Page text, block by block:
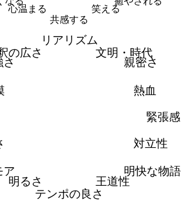
笑える
共感する
心温まる
リアリズム
文明・時代
親密さ
熱血
緊張感
対立性
明快な物語
王道性
テンポの良さ
明るさ
ア
の広さ